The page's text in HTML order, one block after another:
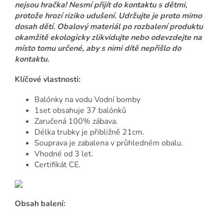
nejsou hračka! Nesmí přijít do kontaktu s dětmi,
protože hrozí riziko udušení. Udržujte je proto mimo
dosah dětí. Obalový materiál po rozbalení produktu
okamžitě ekologicky zlikvidujte nebo odevzdejte na
místo tomu určené, aby s nimi dítě nepřišlo do
kontaktu.
Klíčové vlastnosti:
Balónky na vodu Vodní bomby
1set obsahuje 37 balónků
Zaručená 100% zábava.
Délka trubky je přibližně 21cm.
Souprava je zabalena v průhledném obalu.
Vhodné od 3 let.
Certifikát CE.
Obsah balení: